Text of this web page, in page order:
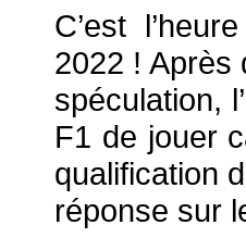
C’est
2022 ! Après
spéculation,
F1 de jouer
qualification
réponse sur